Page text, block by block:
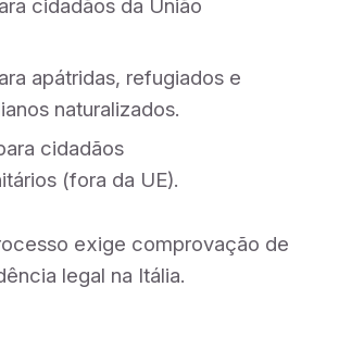
cidadãos da União
apátridas, refugiados e
naturalizados.
cidadãos
(fora da UE).
exige comprovação de
legal na Itália.